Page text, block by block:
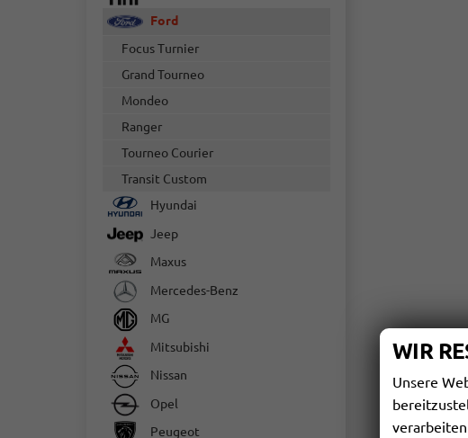
Ford
Focus Turnier
Grand Tourneo
Mondeo
Ranger
Tourneo Courier
Transit Custom
Hyundai
Jeep
Maxus
Mercedes-Benz
MG
Mitsubishi
Nissan
Opel
Peugeot
WIR
Unsere